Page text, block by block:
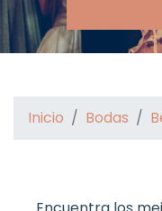
Inicio Bodas